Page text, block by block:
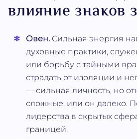
влияние знаков
Овен. Сильная энергия
духовные практики,
или борьбу с тайными
страдать от изоляции и
— сильная личность, но
сложные, или он далеко.
лидерства в скрытых
границей.